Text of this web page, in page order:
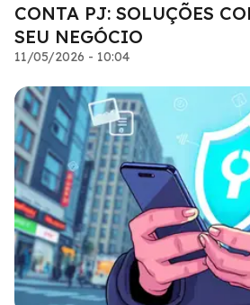
CONTA PJ: SOLUÇÕES
SEU NEGÓCIO
11/05/2026 - 10:04